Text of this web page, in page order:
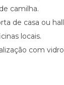
camilha.
de casa ou
locais.
com